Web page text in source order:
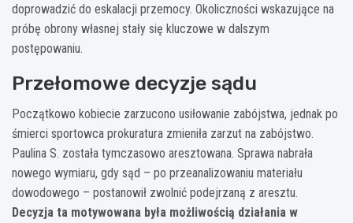
doprowadzić do eskalacji przemocy. Okoliczności wskazujące na
próbę obrony własnej stały się kluczowe w dalszym
postępowaniu.
Przełomowe decyzje sądu
Początkowo kobiecie zarzucono usiłowanie zabójstwa, jednak po
śmierci sportowca prokuratura zmieniła zarzut na zabójstwo.
Paulina S. została tymczasowo aresztowana. Sprawa nabrała
nowego wymiaru, gdy sąd – po przeanalizowaniu materiału
dowodowego – postanowił zwolnić podejrzaną z aresztu.
Decyzja ta motywowana była możliwością działania w